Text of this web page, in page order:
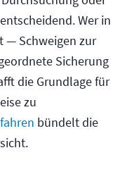
Wer in
— Schweigen zur
Sicherung
die Grundlage für
zu
bündelt die